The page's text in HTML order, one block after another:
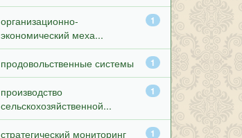
1
организационно-
экономический меха...
1
продовольственные системы
1
производство
сельскохозяйственной...
1
стратегический мониторинг